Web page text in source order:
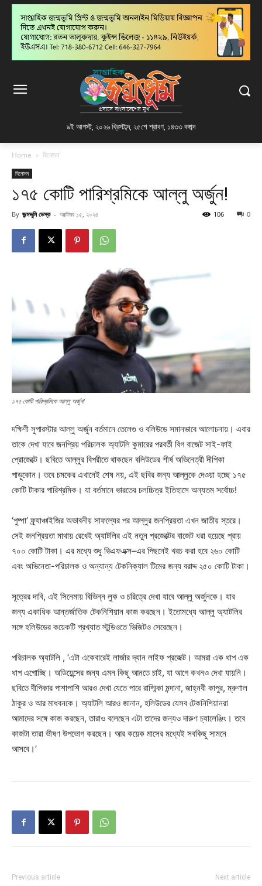
৯ই আগস্ট, ২০২৬ খ্রিস্টাব্দ, ২৫শে শ্রাবণ, ১৪৩৩ বঙ্গাব্দ
Home বিনোদন
বিনোদন
১৭৫ কোটি পারিশ্রমিকে আল্লু অর্জুন!
By জন্মভূমি ডেস্ক - অক্টোবর ১৫, ২০২৫ 0
106
১৭৫ কোটি পারিশ্রমিকে আল্লু অর্জুন!
দক্ষিণী সুপারস্টার আল্লু অর্জুন বর্তমানে তেলেগু ও বলিউডে সমানভাবে আলোচনায়। এবার
তাকে দেখা যাবে জনপ্রিয় পরিচালক অ্যাটলি কুমারের পরবর্তী বিগ বাজেট সাই-ফাই
প্রোজেক্টে। ছবিতে আল্লুর বিপরীতে থাকছেন বলিউডের শীর্ষ অভিনেত্রী দীপিকা
পাড়ুকোন। তবে চমকের এখানেই শেষ নয়, এই ছবির জন্য আল্লুকে দেওয়া হচ্ছে ১৭৫
কোটি টাকার পারিশ্রমিক। যা বর্তমানে ভারতের চলচ্চিত্র ইতিহাসে অন্যতম সর্বোচ্চ!
‘পুষ্পা’ ফ্র্যাঞ্চাইজির অভাবনীয় সাফল্যের পর আল্লুর জনপ্রিয়তা এখন জাতীয় স্তরে।
সেই জনপ্রিয়তা মাথায় রেখেই অ্যাটলির এই নতুন প্রজেক্টের বাজেট ধরা হয়েছে প্রায়
৭০০ কোটি টাকা। এর মধ্যে শুধু ভিএফএক্স–এর পিছনেই খরচ করা হবে ২৬০ কোটি
এবং অভিনেতা-পরিচালক ও অন্যান্য টেকনিক্যাল টিমের জন্য বরাদ্দ ২৫০ কোটি টাকা।
সূত্রের দাবি, এই সিনেমায় বিভিন্ন লুক ও চরিত্রে দেখা যাবে আল্লু অর্জুনকে। যার
জন্য একাধিক আন্তর্জাতিক টেকনিশিয়ান কাজ করছেন। ইতোমধ্যে আল্লু অ্যাটলির
সঙ্গে হলিউডের কয়েকটি প্রখ্যাত স্টুডিওতে ভিজিটও সেরেছেন।
পরিচালক অ্যাটলি , ‘এটা একেবারেই লার্জার দ্যান লাইফ প্রজেক্ট। আমরা এক ধাপ এক
ধাপ এগোচ্ছি। অডিয়েন্সের জন্য এমন কিছু আনতে চাই, যা আগে কখনও দেখা যায়নি।
ছবিতে দীপিকার পাশাপাশি আরও দেখা যেতে পারে রাশ্মিকা মন্দানা, জাহ্নবী কাপুর, ম্রুণাল
ঠাকুর ও আর মাধবনকে। অ্যাটলি আরও জানান, হলিউডের যেসব টেকনিশিয়ানরা
আমাদের সঙ্গে কাজ করছেন, তারাও বলেছেন এটা তাদের জন্যও দারুণ চ্যালেঞ্জিং। তবে
কাজটা তারা ভীষণ উপভোগ করছেন। আর কয়েক মাসের মধ্যেই সবকিছু সামনে
আসবে।’
Previous article Next article